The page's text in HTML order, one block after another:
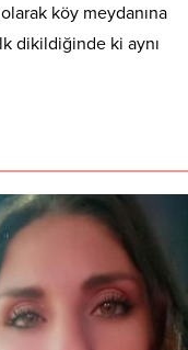
köy meydanına
dikildiğinde ki aynı